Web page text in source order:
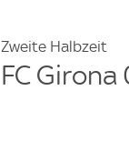
Zweite Halbzeit
FC Girona